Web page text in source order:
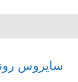
سايروس